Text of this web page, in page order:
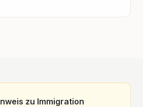
zu Immigration